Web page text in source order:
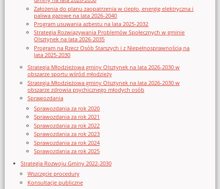
Założenia do planu zaopatrzenia w ciepło, energię elektryczna i
paliwa gazowe na lata 2026-2040
Program usuwania azbestu na lata 2025-2032
Strategia Rozwiązywania Problemów Społecznych w gminie
Olsztynek na lata 2026-2035
Program na Rzecz Osób Starszych i z Niepełnosprawnością na
lata 2025-2030
Strategia Młodzieżowa gminy Olsztynek na lata 2026-2030 w
obszarze sportu wśród młodzieży
Strategia Młodzieżowa gminy Olsztynek na lata 2026-2030 w
obszarze zdrowia psychicznego młodych osób
Sprawozdania
Sprawozdania za rok 2020
Sprawozdania za rok 2021
Sprawozdania za rok 2022
Sprawozdania za rok 2023
Sprawozdania za rok 2024
Sprawozdania za rok 2025
Strategia Rozwoju Gminy 2022-2030
Wszczęcie procedury
Konsultacje publiczne